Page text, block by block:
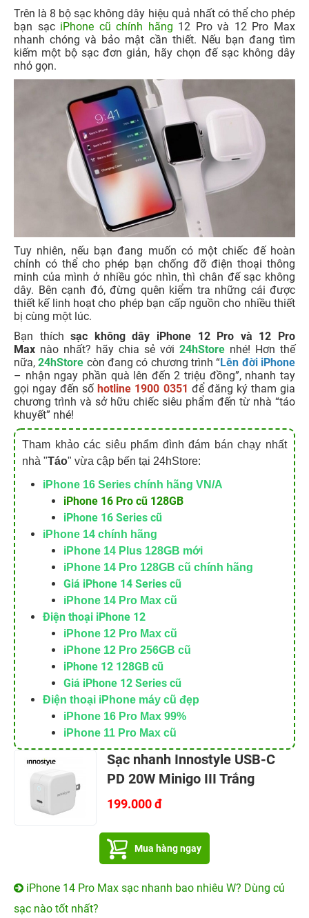
Trên là 8 bộ sạc không dây hiệu quả nhất có thể cho phép
bạn sạc iPhone cũ chính hãng 12 Pro và 12 Pro Max
nhanh chóng và bảo mật cần thiết. Nếu bạn đang tìm
kiếm một bộ sạc đơn giản, hãy chọn đế sạc không dây
nhỏ gọn.
Tuy nhiên, nếu bạn đang muốn có một chiếc đế hoàn
chỉnh có thể cho phép bạn chống đỡ điện thoại thông
minh của mình ở nhiều góc nhìn, thì chân đế sạc không
dây. Bên cạnh đó, đừng quên kiểm tra những cái được
thiết kế linh hoạt cho phép bạn cấp nguồn cho nhiều thiết
bị cùng một lúc.
Bạn thíchsạc không dây iPhone 12 Pro và 12 Pro
Max nào nhất? hãy chia sẻ với 24hStore nhé! Hơn thế
nữa,24hStore còn đang có chương trình “Lên đời iPhone
– nhận ngay phần quà lên đến 2 triệu đồng”, nhanh tay
gọi ngay đến sốhotline 1900 0351 để đăng ký tham gia
chương trình và sở hữu chiếc siêu phẩm đến từ nhà “táo
khuyết” nhé!
Tham khảo các siêu phẩm đình đám bán chạy nhất
nhà "Táo" vừa cập bến tại 24hStore:
iPhone 16 Series chính hãng VN/A
iPhone 16 Pro cũ 128GB
iPhone 16 Series cũ
iPhone 14 chính hãng
iPhone 14 Plus 128GB mới
iPhone 14 Pro 128GB cũ chính hãng
Giá iPhone 14 Series cũ
iPhone 14 Pro Max cũ
Điện thoại iPhone 12
iPhone 12 Pro Max cũ
iPhone 12 Pro 256GB cũ
iPhone 12 128GB cũ
Giá iPhone 12 Series cũ
Điện thoại iPhone máy cũ đẹp
iPhone 16 Pro Max 99%
iPhone 11 Pro Max cũ
Sạc nhanh Innostyle USB-C
PD 20W Minigo III Trắng
199.000 đ
Mua hàng ngay
iPhone 14 Pro Max sạc nhanh bao nhiêu W? Dùng củ
sạc nào tốt nhất?